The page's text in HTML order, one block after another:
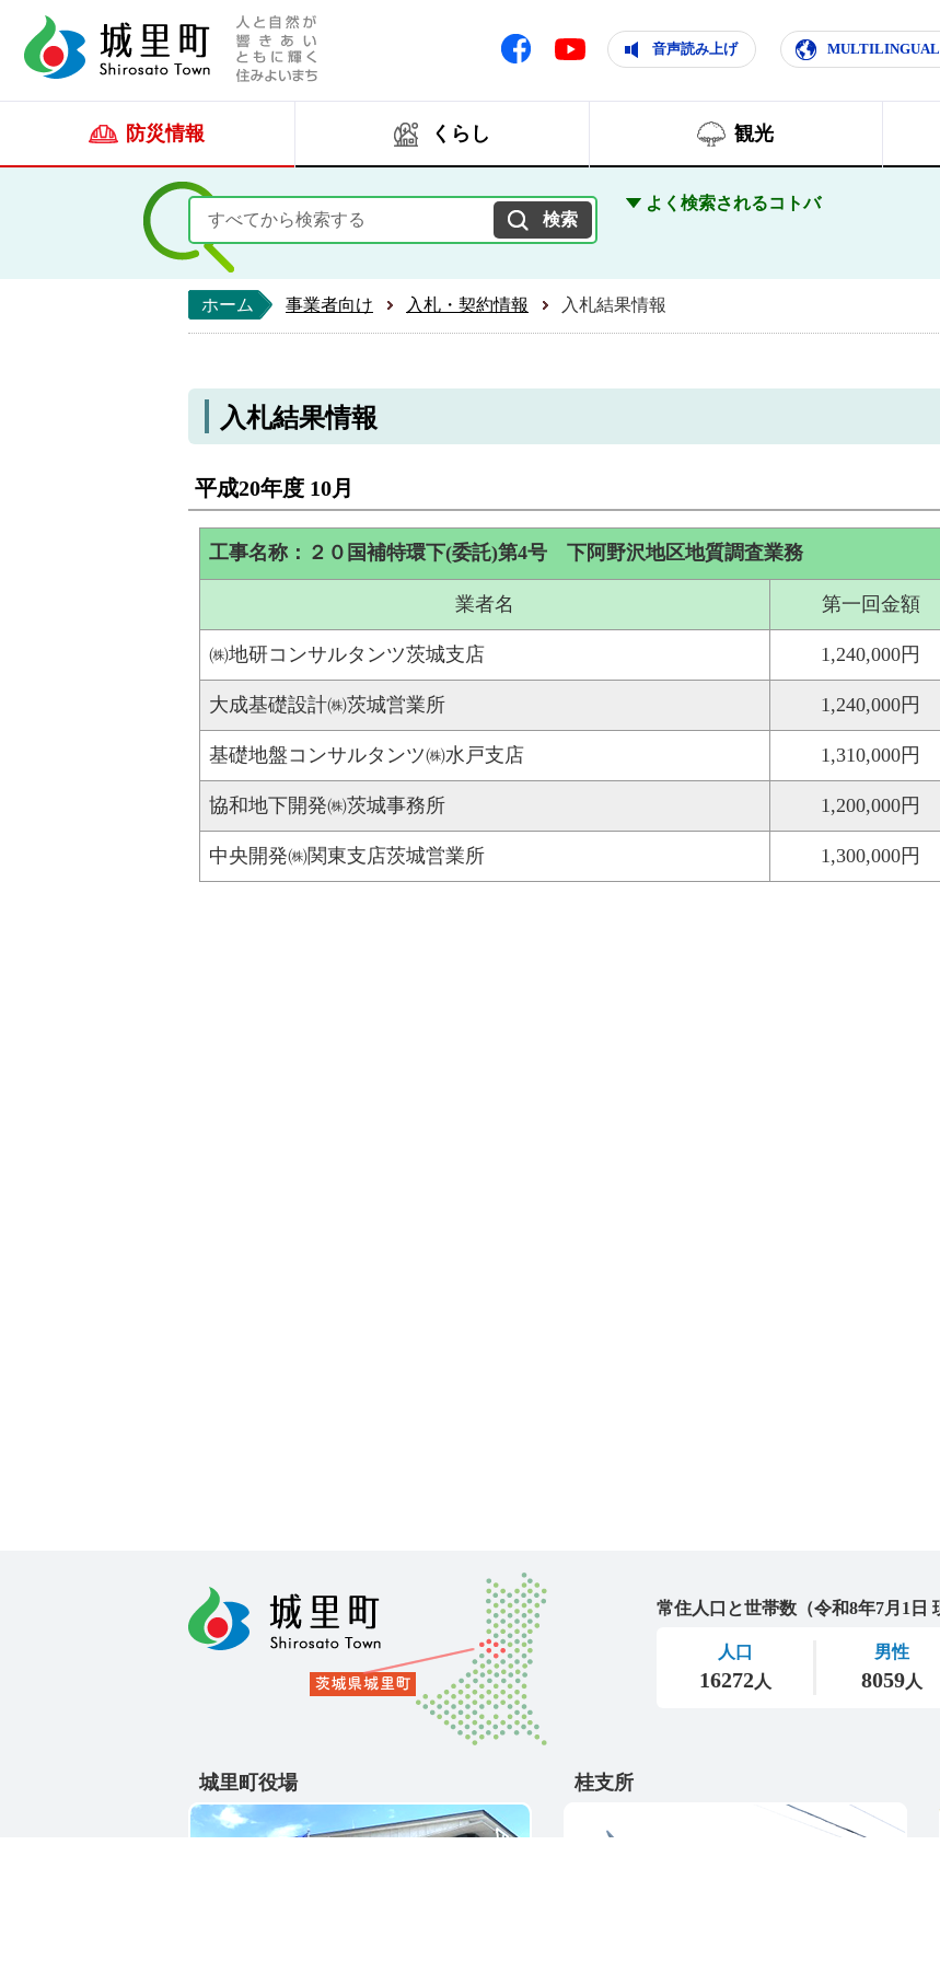
人と自然が響きあいともに輝く住みよいまち
Facebook Youtube 音声読み上げ MULTILINGUAL
防災情報 くらし 観光
よく検索されるコトバ
ホーム 事業者向け 入札・契約情報 入札結果情報
入札結果情報
平成20年度 10月
工事名称：２０国補特環下(委託)第4号 下阿野沢地区地質調査業務
業者名 第一回金額
㈱地研コンサルタンツ茨城支店 1,240,000円
大成基礎設計㈱茨城営業所 1,240,000円
基礎地盤コンサルタンツ㈱水戸支店 1,310,000円
協和地下開発㈱茨城事務所 1,200,000円
中央開発㈱関東支店茨城営業所 1,300,000円
城里町役場 桂支所